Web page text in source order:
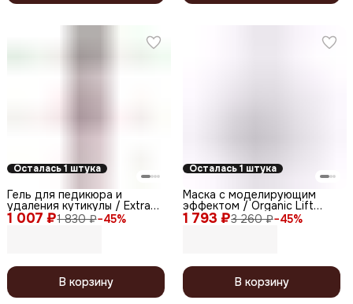
Осталась 1 штука
1 007 ₽1 830 ₽−45%
Гель для педикюра и
удаления кутикулы / Extra
Cuticle Remover, 250 мл
В корзину
Осталась 1 штука
1 793 ₽3 260 ₽−45%
Маска с моделирующим
эффектом / Organic Lift
Active, 550 мл
В корзину